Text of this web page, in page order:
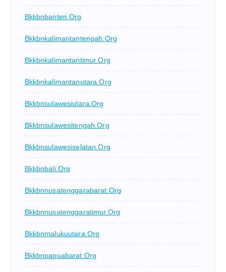
Bkkbnbanten.org
Bkkbnkalimantantengah.org
Bkkbnkalimantantimur.org
Bkkbnkalimantanutara.org
Bkkbnsulawesiutara.org
Bkkbnsulawesitengah.org
Bkkbnsulawesiselatan.org
Bkkbnbali.org
Bkkbnnusatenggarabarat.org
Bkkbnnusatenggaratimur.org
Bkkbnmalukuutara.org
Bkkbnpapuabarat.org